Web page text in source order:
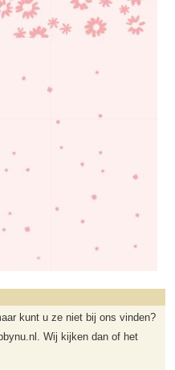
kunt u ze niet bij ons vinden?
Wij kijken dan of het